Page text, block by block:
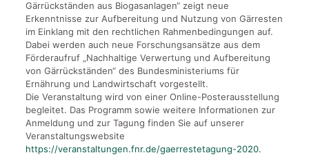
Gärrückständen aus Biogasanlagen“ zeigt neue
Erkenntnisse zur Aufbereitung und Nutzung von Gärresten
im Einklang mit den rechtlichen Rahmenbedingungen auf.
Dabei werden auch neue Forschungsansätze aus dem
Förderaufruf „Nachhaltige Verwertung und Aufbereitung
von Gärrückständen“ des Bundesministeriums für
Ernährung und Landwirtschaft vorgestellt.
Die Veranstaltung wird von einer Online-Posterausstellung
begleitet. Das Programm sowie weitere Informationen zur
Anmeldung und zur Tagung finden Sie auf unserer
Veranstaltungswebsite
https://veranstaltungen.fnr.de/gaerrestetagung-2020.